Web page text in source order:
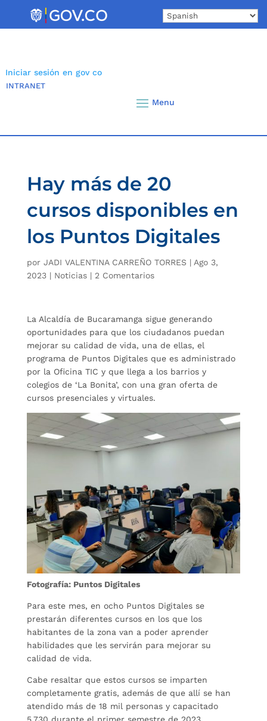
Iniciar sesión en gov co
INTRANET
Hay más de 20
cursos disponibles en
los Puntos Digitales
por JADI VALENTINA CARREÑO TORRES | Ago 3,
2023| Noticias| 2 Comentarios
La Alcaldía de Bucaramanga sigue generando
oportunidades para que los ciudadanos puedan
mejorar su calidad de vida, una de ellas, el
programa de Puntos Digitales que es administrado
por la Oficina TIC y que llega a los barrios y
colegios de ‘La Bonita’, con una gran oferta de
cursos presenciales y virtuales.
Fotografía: Puntos Digitales
Para este mes, en ocho Puntos Digitales se
prestarán diferentes cursos en los que los
habitantes de la zona van a poder aprender
habilidades que les servirán para mejorar su
calidad de vida.
Cabe resaltar que estos cursos se imparten
completamente gratis, además de que allí se han
atendido más de 18 mil personas y capacitado
5.730 durante el primer semestre de 2023.